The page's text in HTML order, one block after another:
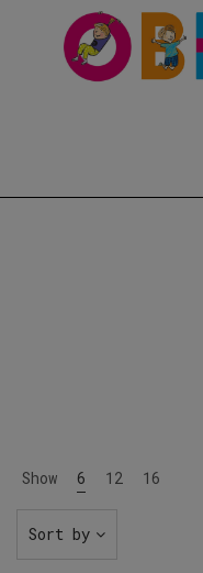
Show 6 12 16
Sort by